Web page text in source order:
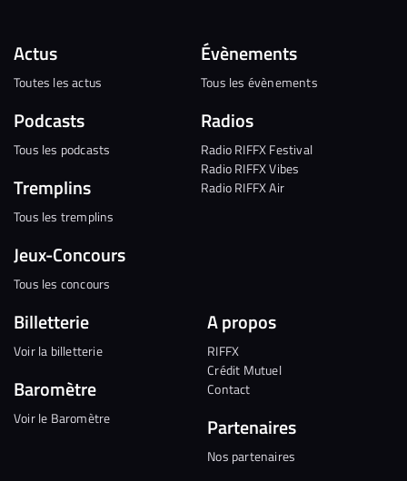
Actus
Toutes les actus
Podcasts
Tous les podcasts
Tremplins
Tous les tremplins
Jeux-Concours
Tous les concours
Évènements
Tous les évènements
Radios
Radio RIFFX Festival
Radio RIFFX Vibes
Radio RIFFX Air
Billetterie
Voir la billetterie
Baromètre
Voir le Baromètre
A propos
RIFFX
Crédit Mutuel
Contact
Partenaires
Nos partenaires